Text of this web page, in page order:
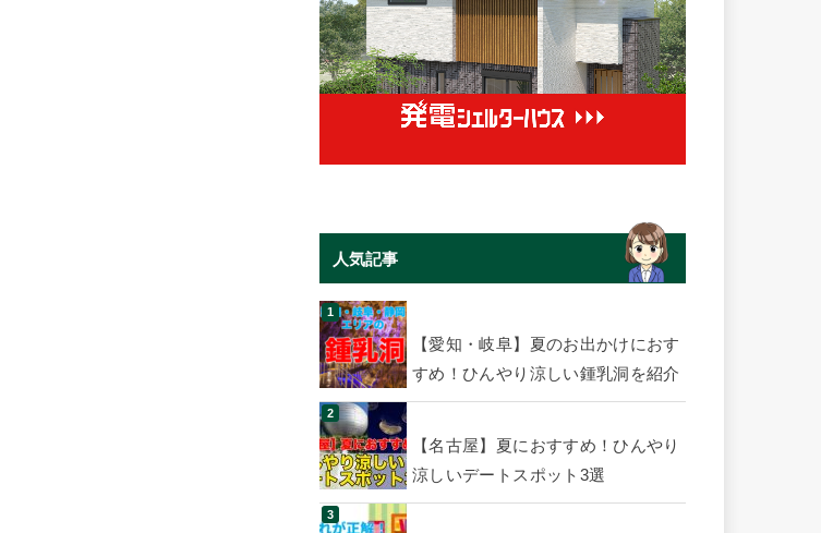
人気記事
【愛知・岐阜】夏のお出かけにおす
すめ！ひんやり涼しい鍾乳洞を紹介
【名古屋】夏におすすめ！ひんやり
涼しいデートスポット3選